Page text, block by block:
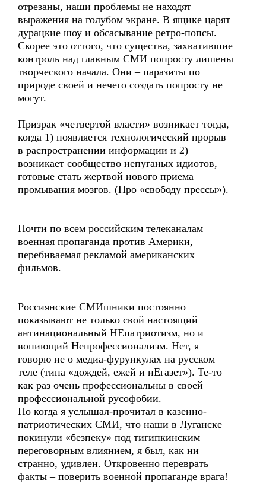
отрезаны, наши проблемы не находят
выражения на голубом экране. В ящике царят
дурацкие шоу и обсасывание ретро-попсы.
Скорее это оттого, что существа, захватившие
контроль над главным СМИ попросту лишены
творческого начала. Они – паразиты по
природе своей и нечего создать попросту не
могут.
Призрак «четвертой власти» возникает тогда,
когда 1) появляется технологический прорыв
в распространении информации и 2)
возникает сообщество непуганых идиотов,
готовые стать жертвой нового приема
промывания мозгов. (Про «свободу прессы»).
Почти по всем российским телеканалам
военная пропаганда против Америки,
перебиваемая рекламой американских
фильмов.
Россиянские СМИшники постоянно
показывают не только свой настоящий
антинациональный НЕпатриотизм, но и
вопиющий Непрофессионализм. Нет, я
говорю не о медиа-фурункулах на русском
теле (типа «дождей, ежей и нЕгазет»). Те-то
как раз очень профессиональны в своей
профессиональной русофобии.
Но когда я услышал-прочитал в казенно-
патриотических СМИ, что наши в Луганске
покинули «безпеку» под тигипкинским
переговорным влиянием, я был, как ни
странно, удивлен. Откровенно переврать
факты – поверить военной пропаганде врага!